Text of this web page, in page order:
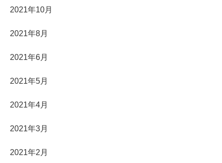
2021年10月
2021年8月
2021年6月
2021年5月
2021年4月
2021年3月
2021年2月